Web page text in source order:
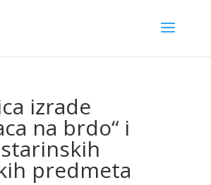
izrade
na brdo“ i
predmeta